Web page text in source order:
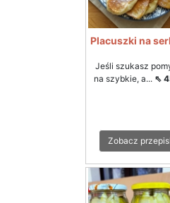
Placuszki na
Jeśli szukasz
na szybkie, a... ⇖
Zobacz